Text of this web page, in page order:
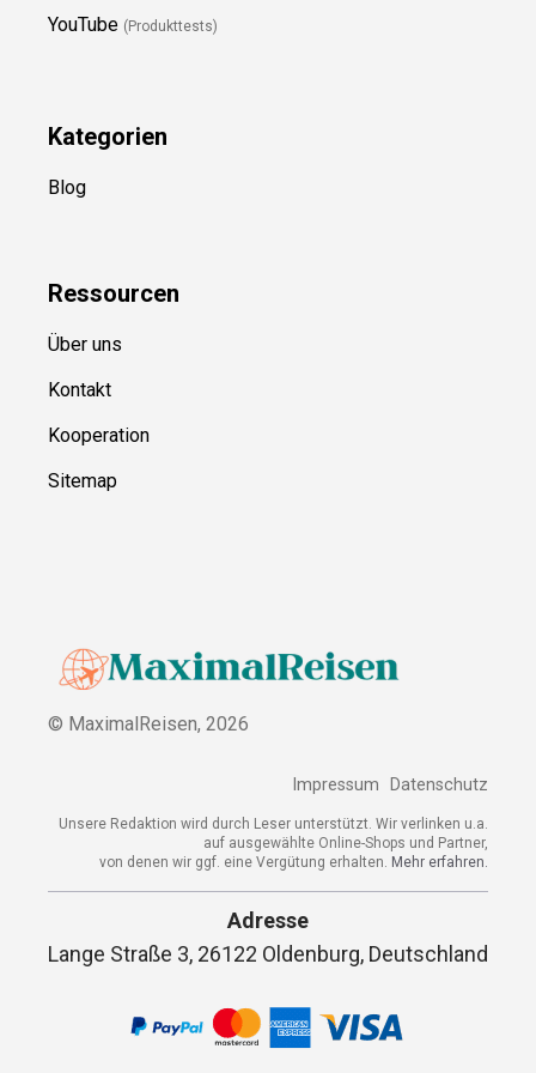
YouTube (Produkttests)
Kategorien
Blog
Ressourcen
Über uns
Kontakt
Kooperation
Sitemap
© MaximalReisen, 2026
Impressum Datenschutz
Unsere Redaktion wird durch Leser unterstützt. Wir verlinken u.a.
auf ausgewählte Online-Shops und Partner,
von denen wir ggf. eine Vergütung erhalten. Mehr erfahren.
Adresse
Lange Straße 3, 26122 Oldenburg, Deutschland